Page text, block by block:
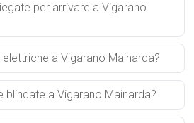
per arrivare a Vigarano
a Vigarano Mainarda?
blindate a Vigarano Mainarda?